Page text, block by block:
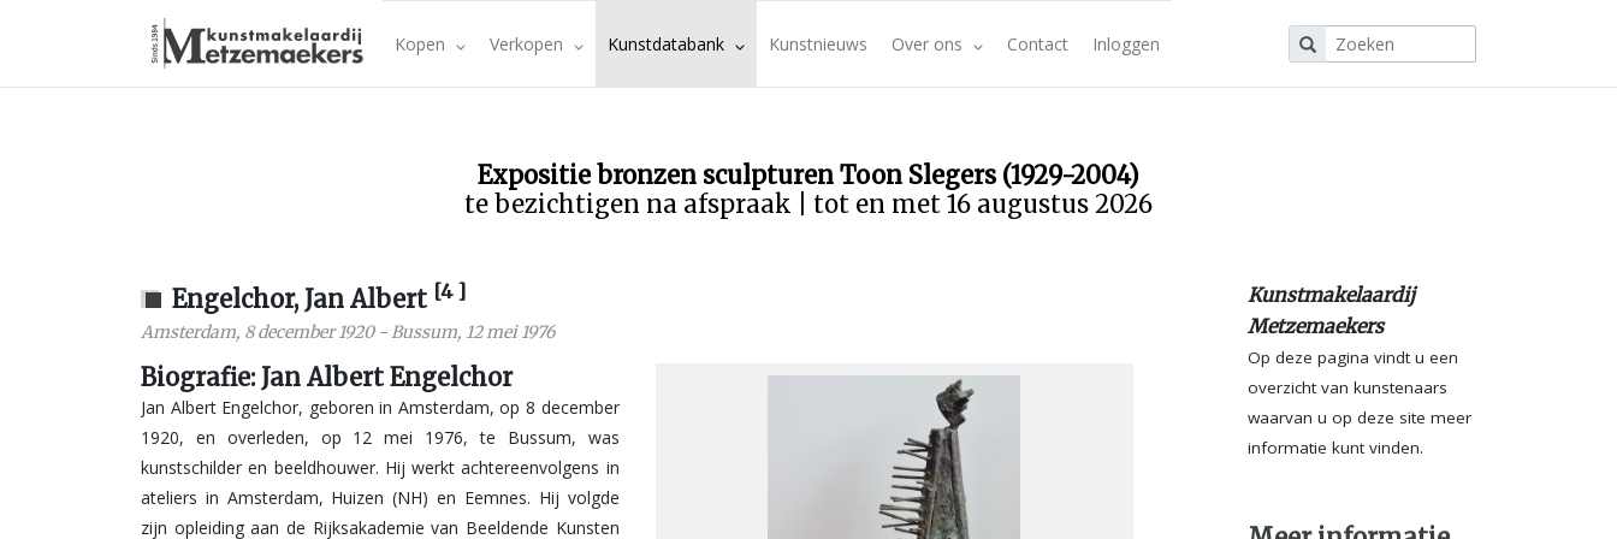
Kopen Verkopen Kunstdatabank Kunstnieuws Over ons Contact Inloggen
Expositie bronzen sculpturen Toon Slegers (1929-2004)
te bezichtigen na afspraak | tot en met 16 augustus 2026
Kunstmakelaardij
Metzemaekers
Op deze pagina vindt u een
overzicht van kunstenaars
waarvan u op deze site meer
informatie kunt vinden.
Engelchor, Jan Albert [4 ]
Amsterdam, 8 december 1920-Bussum, 12 mei 1976
Biografie: Jan Albert Engelchor
Jan Albert Engelchor, geboren in Amsterdam, op 8 december
1920, en overleden, op 12 mei 1976, te Bussum, was
kunstschilder en beeldhouwer. Hij werkt achtereenvolgens in
ateliers in Amsterdam, Huizen (NH) en Eemnes. Hij volgde
zijn opleiding aan de Rijksakademie van Beeldende Kunsten